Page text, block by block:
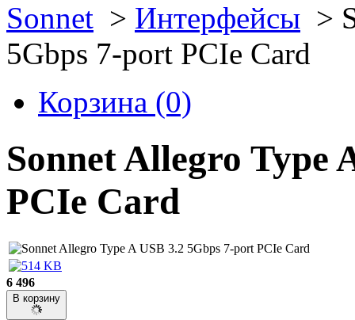
Sonnet > Интерфейсы >
5Gbps 7-port PCIe Card
Корзина (0)
Sonnet Allegro Type
PCIe Card
6 496
В корзину